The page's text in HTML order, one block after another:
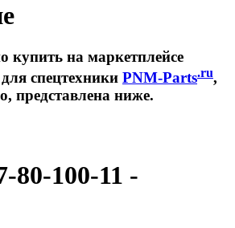
купить на маркетплейсе
спецтехники PNM-Parts.ru,
представлена ниже.
80-100-11 -